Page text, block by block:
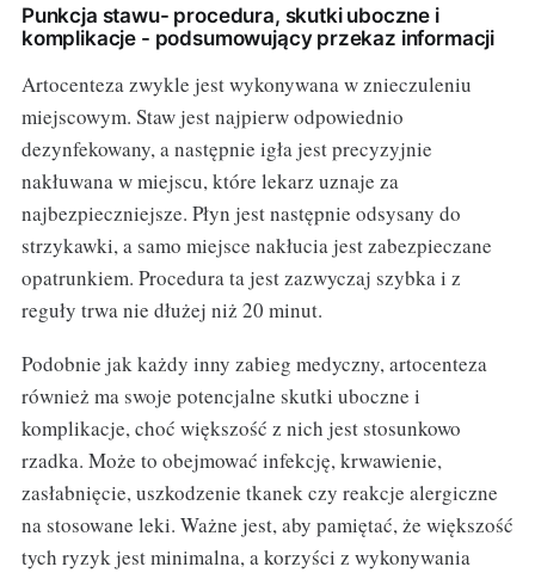
Punkcja stawu- procedura, skutki uboczne i
komplikacje - podsumowujący przekaz informacji
Artocenteza zwykle jest wykonywana w znieczuleniu
miejscowym. Staw jest najpierw odpowiednio
dezynfekowany, a następnie igła jest precyzyjnie
nakłuwana w miejscu, które lekarz uznaje za
najbezpieczniejsze. Płyn jest następnie odsysany do
strzykawki, a samo miejsce nakłucia jest zabezpieczane
opatrunkiem. Procedura ta jest zazwyczaj szybka i z
reguły trwa nie dłużej niż 20 minut.
Podobnie jak każdy inny zabieg medyczny, artocenteza
również ma swoje potencjalne skutki uboczne i
komplikacje, choć większość z nich jest stosunkowo
rzadka. Może to obejmować infekcję, krwawienie,
zasłabnięcie, uszkodzenie tkanek czy reakcje alergiczne
na stosowane leki. Ważne jest, aby pamiętać, że większość
tych ryzyk jest minimalna, a korzyści z wykonywania